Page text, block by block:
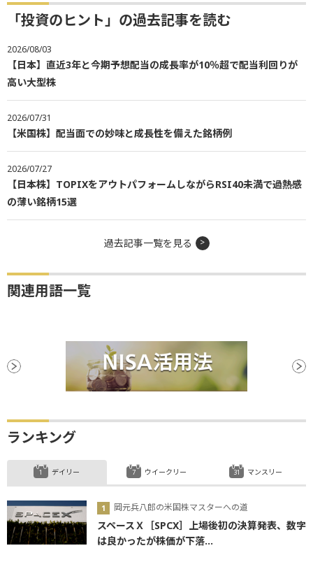
「投資のヒント」の過去記事を読む
2026/08/03
【日本】直近3年と今期予想配当の成長率が10％超で配当利回りが
高い大型株
2026/07/31
【米国株】配当面での妙味と成長性を備えた銘柄例
2026/07/27
【日本株】TOPIXをアウトパフォームしながらRSI40未満で過熱感
の薄い銘柄15選
過去記事一覧を見る
関連用語一覧
ランキング
デイリー
岡元兵八郎の米国株マスターへの道
スペースＸ［SPCX］上場後初の決算発表、数字
は良かったが株価が下落...
ウイークリー マンスリー